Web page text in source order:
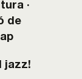
·
de
jazz!